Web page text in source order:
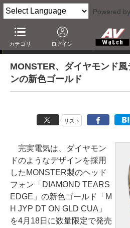
Powered by
カテゴリ ログイン
ニュース
MONSTER、ダイヤモンド
ンの新色ゴールド
リスト
完実電気は、ダイヤモン
ドのようなデザインを採用
したMONSTER製のヘッド
フォン「DIAMOND TEARS
EDGE」の新色ゴールド「M
H JYP DT ON GLD CUA」
を4月18日に数量限定で発売